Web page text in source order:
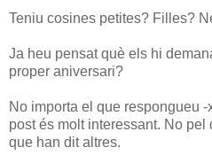
Teniu cosines petites? Filles?
Ja heu pensat què els hi
proper aniversari?
No importa el que respongueu
post és molt interessant. No pel
que han dit altres.